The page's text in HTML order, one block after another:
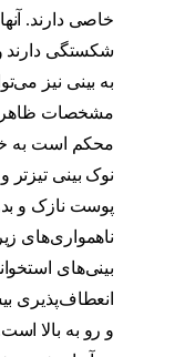
خاصی دارند.
شکستگی دارند و
به بینی نیز
مشخصات
محکم است به
نوک بینی
پوست نازک و
ناهمواری‌های
بینی‌های
انعطاف‌پذیری
و رو به بالا